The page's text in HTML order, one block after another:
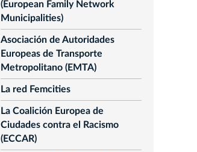
(European Family Network
Municipalities)
Asociación de Autoridades
Europeas de Transporte
Metropolitano (EMTA)
La red Femcities
La Coalición Europea de
Ciudades contra el Racismo
(ECCAR)